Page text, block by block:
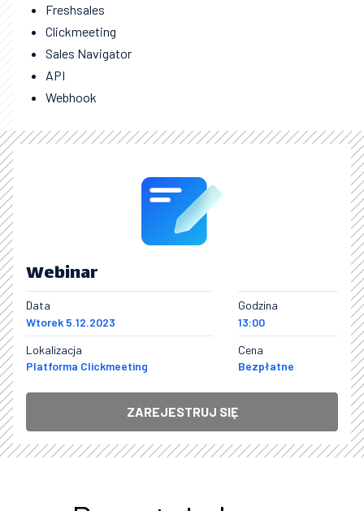
Freshsales
Clickmeeting
Sales Navigator
API
Webhook
Webinar
Data
Wtorek 5.12.2023
Godzina
13:00
Lokalizacja
Platforma Clickmeeting
Cena
Bezpłatne
ZAREJESTRUJ SIĘ